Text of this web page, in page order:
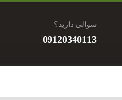
سوالی دارید؟
09120340113